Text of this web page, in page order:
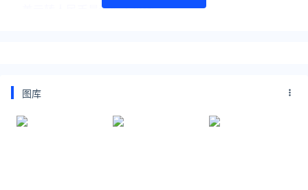
美元转人民币最新汇率查询：
*文章为作者独立观点，不代表 黄金网 立场
出处(黄金网 )及本页链接。
图库